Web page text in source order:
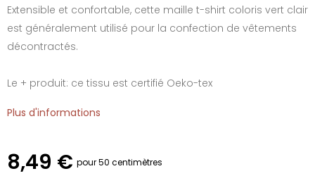
Extensible et confortable, cette maille t-shirt coloris vert clair
est généralement utilisé pour la confection de vêtements
décontractés.
Le + produit: ce tissu est certifié Oeko-tex
Plus d'informations
8,49 € pour 50 centimètres